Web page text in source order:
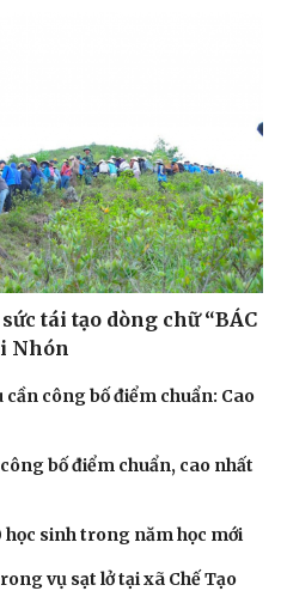
tái tạo dòng chữ “BÁC
Nhón
công bố điểm chuẩn: Cao
bố điểm chuẩn, cao nhất
sinh trong năm học mới
vụ sạt lở tại xã Chế Tạo